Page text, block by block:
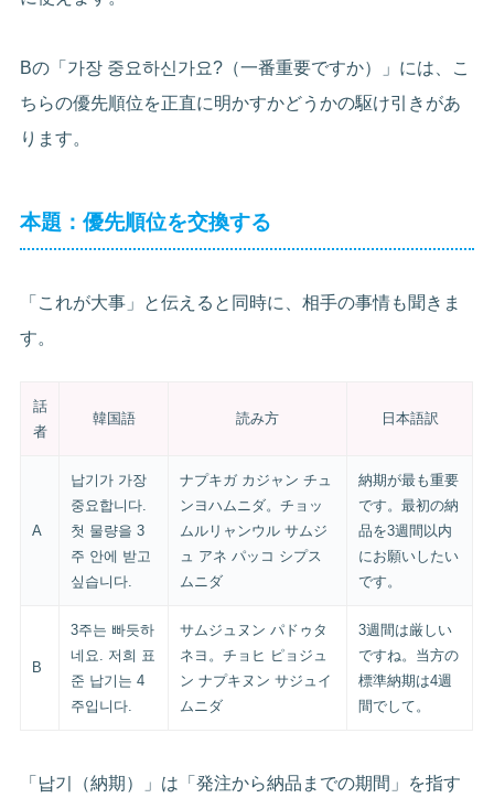
Bの「가장 중요하신가요?（一番重要ですか）」には、こ
ちらの優先順位を正直に明かすかどうかの駆け引きがあ
ります。
本題：優先順位を交換する
「これが大事」と伝えると同時に、相手の事情も聞きま
す。
話
者
韓国語 読み方 日本語訳
A
납기가 가장
중요합니다.
첫 물량을 3
주 안에 받고
싶습니다.
ナプキガ カジャン チュ
ンヨハムニダ。チョッ
ムルリャンウル サムジ
ュ アネ パッコ シプス
ムニダ
納期が最も重要
です。最初の納
品を3週間以内
にお願いしたい
です。
B
3주는 빠듯하
네요. 저희 표
준 납기는 4
주입니다.
サムジュヌン パドゥタ
ネヨ。チョヒ ピョジュ
ン ナプキヌン サジュイ
ムニダ
3週間は厳しい
ですね。当方の
標準納期は4週
間でして。
「납기（納期）」は「発注から納品までの期間」を指す